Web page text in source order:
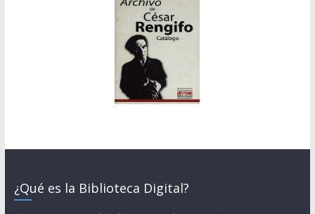
¿Qué es la Biblioteca Digital?